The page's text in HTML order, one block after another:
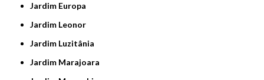
Jardim Europa
Jardim Leonor
Jardim Luzitânia
Jardim Marajoara